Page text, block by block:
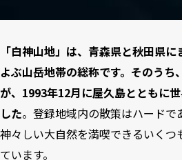
「白神山地」は、青森県と秋田県
よぶ山岳地帯の総称です。そのう
が、1993年12月に屋久島とともに
した。登録地域内の散策はハード
神々しい大自然を満喫できるいく
ています。